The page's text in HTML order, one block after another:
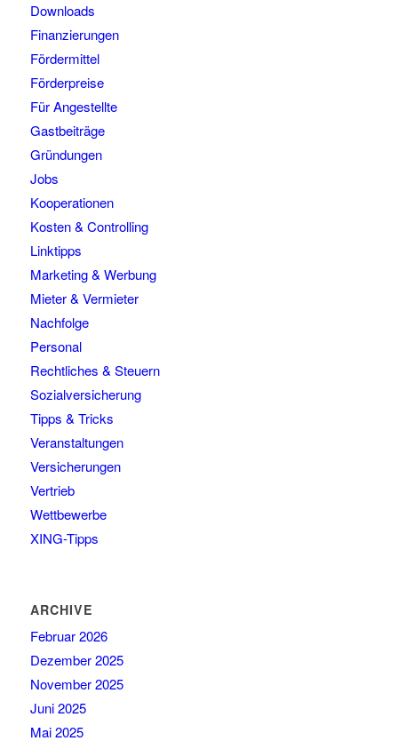
Downloads
Finanzierungen
Fördermittel
Förderpreise
Für Angestellte
Gastbeiträge
Gründungen
Jobs
Kooperationen
Kosten & Controlling
Linktipps
Marketing & Werbung
Mieter & Vermieter
Nachfolge
Personal
Rechtliches & Steuern
Sozialversicherung
Tipps & Tricks
Veranstaltungen
Versicherungen
Vertrieb
Wettbewerbe
XING-Tipps
ARCHIVE
Februar 2026
Dezember 2025
November 2025
Juni 2025
Mai 2025